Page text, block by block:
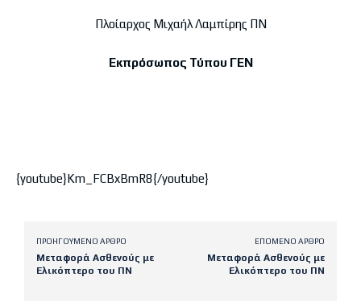
Πλοίαρχος Μιχαήλ Λαμπίρης ΠΝ
Εκπρόσωπος Τύπου ΓΕΝ
{youtube}Km_FCBxBmR8{/youtube}
ΠΡΟΗΓΟΎΜΕΝΟ ΆΡΘΡΟ
Μεταφορά Ασθενούς με
Ελικόπτερο του ΠΝ
ΕΠΌΜΕΝΟ ΆΡΘΡΟ
Μεταφορά Ασθενούς με
Ελικόπτερο του ΠΝ